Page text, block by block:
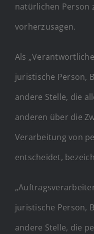
natürlichen Person
vorherzusagen.
Als
juristische Person,
andere Stelle, die
anderen über die
Verarbeitung von
entscheidet,
juristische Person,
andere Stelle, die